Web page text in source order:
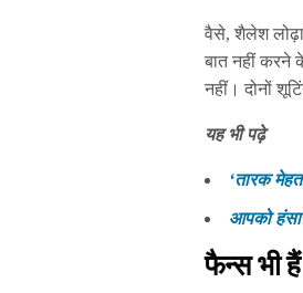
वैसे, शैलेश
बात नहीं करने
नहीं। दोनों
यह भी पढ़े
‘तारक
आपको
फैन्स भी हैं